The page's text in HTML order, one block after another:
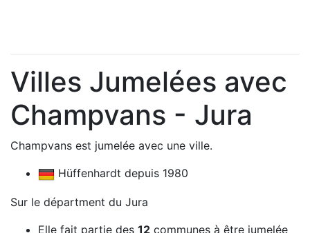
Villes Jumelées avec
Champvans - Jura
Champvans est jumelée avec une ville.
Hüffenhardt depuis 1980
Sur le départment du Jura
Elle fait partie des 12 communes à être jumelée